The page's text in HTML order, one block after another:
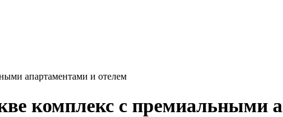
апартаментами и отелем
комплекс с премиальными